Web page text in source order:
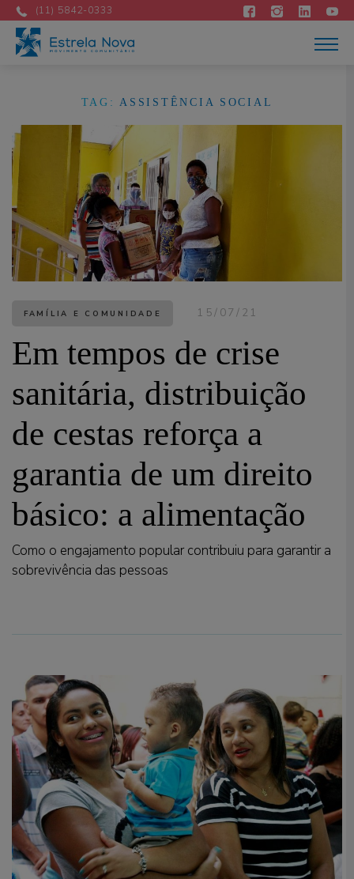
(11) 5842-0333
Acontece
TAG:ASSISTÊNCIA SOCIAL
FAMÍLIA E COMUNIDADE 15/07/21
Em tempos de crise
sanitária, distribuição
de cestas reforça a
garantia de um direito
básico: a alimentação
Como o engajamento popular contribuiu para garantir a
sobrevivência das pessoas